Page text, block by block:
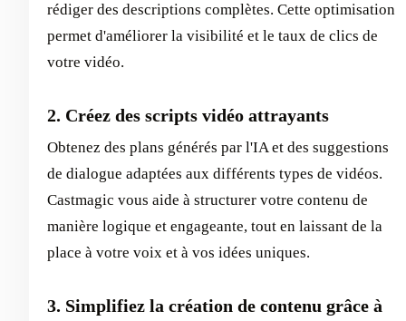
rédiger des descriptions complètes. Cette optimisation
permet d'améliorer la visibilité et le taux de clics de
votre vidéo.
2. Créez des scripts vidéo attrayants
Obtenez des plans générés par l'IA et des suggestions
de dialogue adaptées aux différents types de vidéos.
Castmagic vous aide à structurer votre contenu de
manière logique et engageante, tout en laissant de la
place à votre voix et à vos idées uniques.
3. Simplifiez la création de contenu grâce à